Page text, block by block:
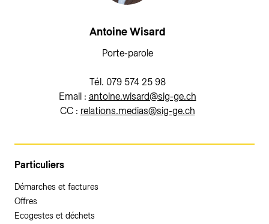
Antoine Wisard
Porte-parole
Tél. 079 574 25 98
Email : antoine.wisard@sig-ge.ch
CC : relations.medias@sig-ge.ch
Particuliers
Démarches et factures
Offres
Ecogestes et déchets